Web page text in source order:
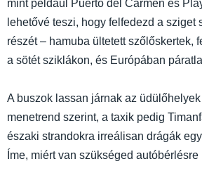
mint például Puerto del Carmen és
lehetővé teszi, hogy felfedezd a sziget
részét – hamuba ültetett szőlőskertek,
a sötét sziklákon, és Európában
A buszok lassan járnak az
menetrend szerint, a taxik pedig
északi strandokra irreálisan drágák
Íme, miért van szükséged autóbérlésre